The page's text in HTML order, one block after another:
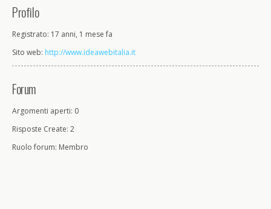
Profilo
Registrato: 17 anni, 1 mese fa
Sito web: http://www.ideawebitalia.it
Forum
Argomenti aperti: 0
Risposte Create: 2
Ruolo forum: Membro